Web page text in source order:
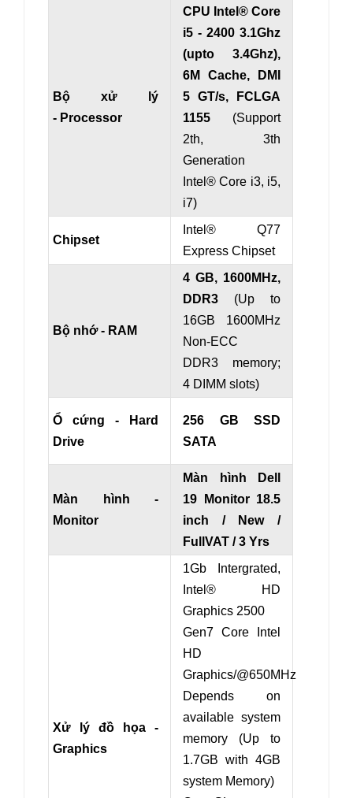
Bộ xử lý
- Processor
CPU Intel® Core
i5 - 2400 3.1Ghz
(upto 3.4Ghz),
6M Cache, DMI
5 GT/s, FCLGA
1155 (Support
2th, 3th
Generation
Intel®Core i3, i5,
i7)
Chipset
Intel® Q77
Express Chipset
Bộ nhớ - RAM
4 GB, 1600MHz,
DDR3
(Up to
16GB 1600MHz
Non-ECC
DDR3 memory;
4 DIMM slots)
Ổ cứng - Hard
Drive
256 GB SSD
SATA
Màn hình -
Monitor
Màn hình Dell
19 Monitor 18.5
inch / New /
FullVAT / 3 Yrs
Xử lý đồ họa -
Graphics
1Gb Intergrated,
Intel® HD
Graphics 2500
Gen7 Core Intel
HD
Graphics/@650MHz
Depends on
available system
memory (Up to
1.7GB with 4GB
system Memory)